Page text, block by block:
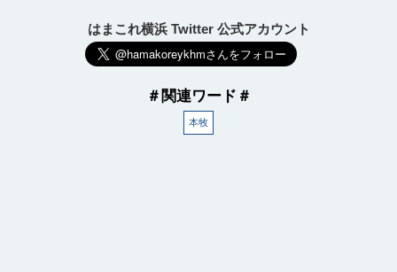
はまこれ横浜 Twitter 公式アカウント
＃関連ワード＃
本牧